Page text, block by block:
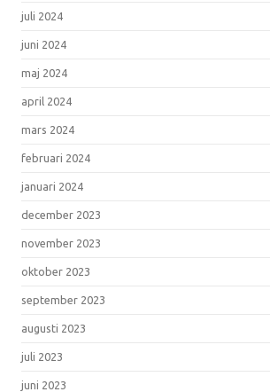
juli 2024
juni 2024
maj 2024
april 2024
mars 2024
februari 2024
januari 2024
december 2023
november 2023
oktober 2023
september 2023
augusti 2023
juli 2023
juni 2023